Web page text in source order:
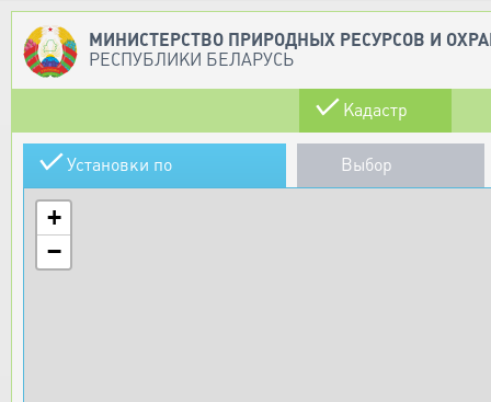
МИНИСТЕРСТВО ПРИРОДНЫХ РЕСУРСОВ И
РЕСПУБЛИКИ БЕЛАРУСЬ
Кадастр
Установки по
использованию ВИЭ
Выбор
+
−